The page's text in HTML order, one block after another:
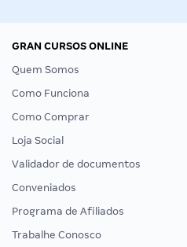
GRAN CURSOS ONLINE
Quem Somos
Como Funciona
Como Comprar
Loja Social
Validador de documentos
Conveniados
Programa de Afiliados
Trabalhe Conosco